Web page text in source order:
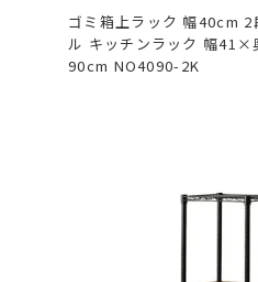
ゴミ箱上ラック 幅40cm 2
ル キッチンラック 幅
90cm NO4090-2K